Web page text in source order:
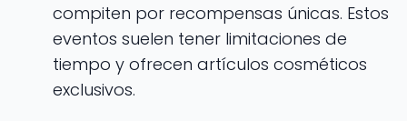
compiten por recompensas únicas. Estos
eventos suelen tener limitaciones de
tiempo y ofrecen artículos cosméticos
exclusivos.